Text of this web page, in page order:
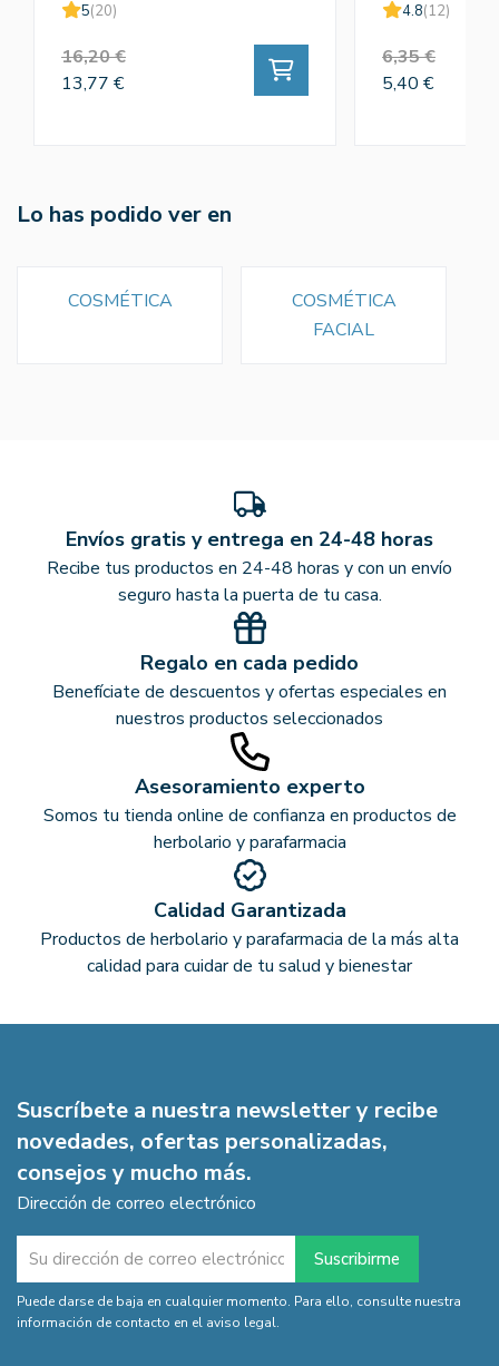
5(20)
16,20 €
13,77 €
4.8(12)
6,35 €
5,40 €
Lo has podido ver en
COSMÉTICA
COSMÉTICA
FACIAL
Envíos gratis y entrega en 24-48 horas
Recibe tus productos en 24-48 horas y con un envío
seguro hasta la puerta de tu casa.
Regalo en cada pedido
Benefíciate de descuentos y ofertas especiales en
nuestros productos seleccionados
Asesoramiento experto
Somos tu tienda online de confianza en productos de
herbolario y parafarmacia
Calidad Garantizada
Productos de herbolario y parafarmacia de la más alta
calidad para cuidar de tu salud y bienestar
Suscríbete a nuestra newsletter y recibe
novedades, ofertas personalizadas,
consejos y mucho más.
Dirección de correo electrónico
Puede darse de baja en cualquier momento. Para ello, consulte nuestra
información de contacto en el aviso legal.